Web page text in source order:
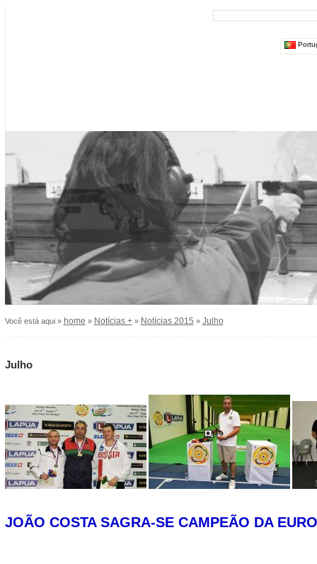
Você está aqui » home » Notícias +» Notícias 2015 » Julho
Julho
JOÃO COSTA SAGRA-SE CAMPEÃO DA